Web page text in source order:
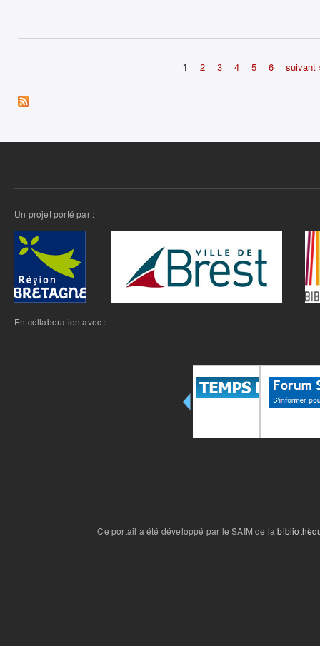
1 2 3 4 5 6 suivant
Un projet porté par :
En collaboration avec :
Ce portail a été développé par le SAIM de la